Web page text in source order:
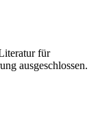
für
ausgeschlossen.